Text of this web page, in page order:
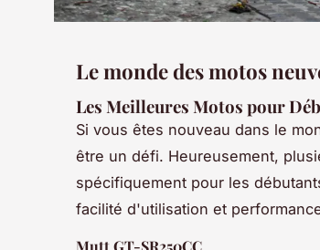
Le monde des motos
Les Meilleures Motos pour
Si vous êtes nouveau dans le
être un défi. Heureusement,
spécifiquement pour les
facilité d'utilisation et
Mutt GT-SR250CC